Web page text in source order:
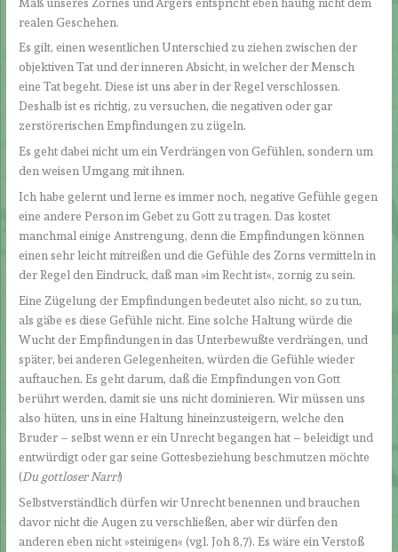
realen Geschehen.
Es gilt, einen wesentlichen Unterschied zu ziehen zwischen der
objektiven Tat und der inneren Absicht, in welcher der Mensch
eine Tat begeht. Diese ist uns aber in der Regel verschlossen.
Deshalb ist es richtig, zu versuchen, die negativen oder gar
zerstörerischen Empfindungen zu zügeln.
Es geht dabei nicht um ein Verdrängen von Gefühlen, sondern um
den weisen Umgang mit ihnen.
Ich habe gelernt und lerne es immer noch, negative Gefühle gegen
eine andere Person im Gebet zu Gott zu tragen. Das kostet
manchmal einige Anstrengung, denn die Empfindungen können
einen sehr leicht mitreißen und die Gefühle des Zorns vermitteln in
der Regel den Eindruck, daß man »im Recht ist«, zornig zu sein.
Eine Zügelung der Empfindungen bedeutet also nicht, so zu tun,
als gäbe es diese Gefühle nicht. Eine solche Haltung würde die
Wucht der Empfindungen in das Unterbewußte verdrängen, und
später, bei anderen Gelegenheiten, würden die Gefühle wieder
auftauchen. Es geht darum, daß die Empfindungen von Gott
berührt werden, damit sie uns nicht dominieren. Wir müssen uns
also hüten, uns in eine Haltung hineinzusteigern, welche den
Bruder – selbst wenn er ein Unrecht begangen hat – beleidigt und
entwürdigt oder gar seine Gottesbeziehung beschmutzen möchte
(Du gottloser Narr!)
Selbstverständlich dürfen wir Unrecht benennen und brauchen
davor nicht die Augen zu verschließen, aber wir dürfen den
anderen eben nicht »steinigen« (vgl. Joh 8,7). Es wäre ein Verstoß